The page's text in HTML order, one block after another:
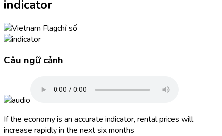
indicator
chỉ số
Câu ngữ cảnh
If the economy is an accurate indicator, rental prices will
increase rapidly in the next six months